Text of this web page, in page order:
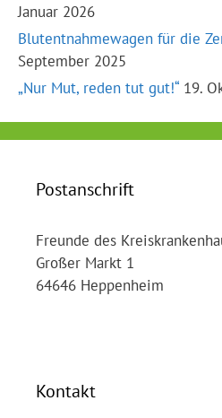
Januar 2026
Blutentnahmewagen für die
September 2025
„Nur Mut, reden tut gut!“ 19.
Postanschrift
Freunde des
Großer Markt 1
64646 Heppenheim
Kontakt